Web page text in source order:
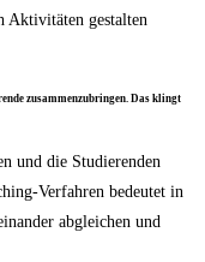
Akti­vi­tä­ten gestal­ten
zusam­men­zu­brin­gen. Das klingt
und die Stu­die­ren­den
Ver­fah­ren bedeu­tet in
abglei­chen und